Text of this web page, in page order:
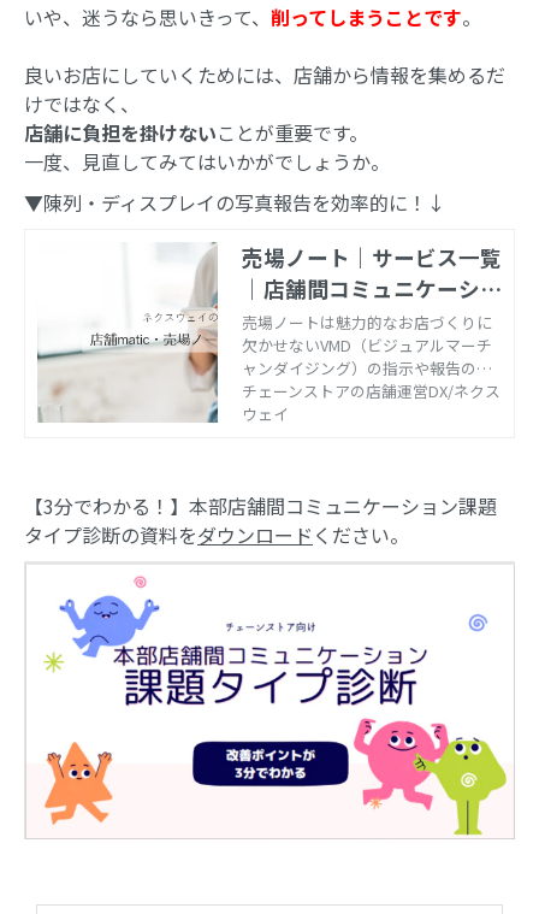
いや、迷うなら思いきって、 削ってしまうことです。
良いお店にしていくためには、店舗から情報を集めるだ
けではなく、
店舗に負担を掛けないことが重要です。
一度、見直してみてはいかがでしょうか。
▼陳列・ディスプレイの写真報告を効率的に！↓
売場ノート｜サービス一覧
｜店舗間コミュニケーショ
ンの悩みをツール・アプリ
で解決【株式会社ネクスウ
ェイ】
売場ノートは魅力的なお店づくりに
欠かせないVMD（ビジュアルマーチ
ャンダイジング）の指示や報告のた
めに開発されたアプリです。チェー
ンストア企業の本部と店舗をつな
でスマートに伝達できるため、本部
と店舗のコミュニケーションの効率
化も可能です。
チェーンストアの店舗運営DX/ネクス
ウェイ
【3分でわかる！】本部店舗間コミュニケーション課題
タイプ診断の資料をダウンロード ください。